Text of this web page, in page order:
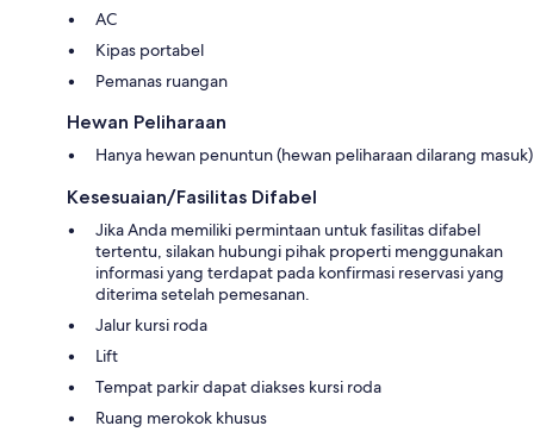
AC
Kipas portabel
Pemanas ruangan
Hewan Peliharaan
Hanya hewan penuntun (hewan peliharaan dilarang masuk)
Kesesuaian/Fasilitas Difabel
Jika Anda memiliki permintaan untuk fasilitas difabel
tertentu, silakan hubungi pihak properti menggunakan
informasi yang terdapat pada konfirmasi reservasi yang
diterima setelah pemesanan.
Jalur kursi roda
Lift
Tempat parkir dapat diakses kursi roda
Ruang merokok khusus